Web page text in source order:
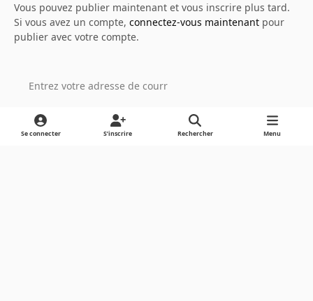
Vous pouvez publier maintenant et vous inscrire plus tard.
Si vous avez un compte, connectez-vous maintenantpour
publier avec votre compte.
Ajouter un commentaire…
Se connecter S’inscrire Rechercher Menu